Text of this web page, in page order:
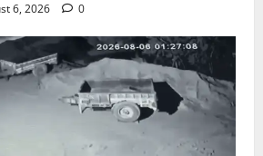
6, 2026 0